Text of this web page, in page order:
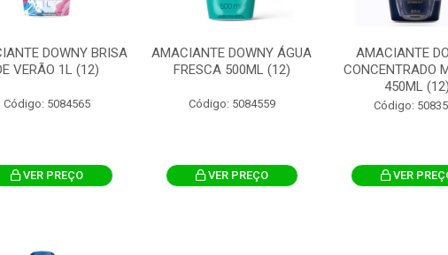
DOWNY BRISA
VERÃO 1L (12)
Código: 5084565
VER PREÇO
AMACIANTE DOWNY ÁGUA
FRESCA 500ML (12)
Código: 5084559
VER PREÇO
AMACIANTE
CONCENTRADO
450ML (12)
Código:
VER